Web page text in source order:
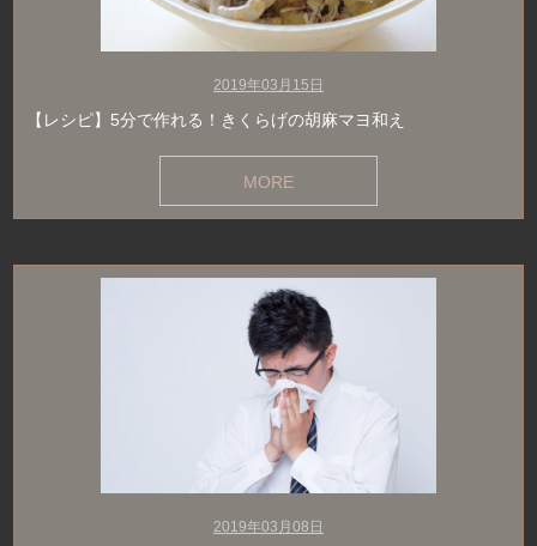
2019年03月15日
【レシピ】5分で作れる！きくらげの胡麻マヨ和え
MORE
2019年03月08日